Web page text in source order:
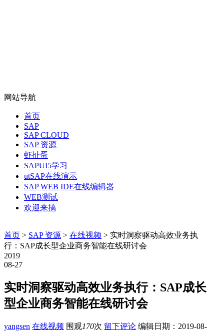
网站导航
首页
SAP
SAP CLOUD
SAP 资源
虾扯蛋
SAPUI5学习
utSAP在线演示
SAP WEB IDE在线编辑器
WEB测试
欢迎来搞
首页 > SAP 资源 > 在线视频 > 实时洞察驱动高效业务执
行：SAP成长型企业商务智能在线研讨会
2019
08-27
实时洞察驱动高效业务执行：SAP成长
型企业商务智能在线研讨会
yangsen 在线视频 围观170次 留下评论 编辑日期： 2019-08-